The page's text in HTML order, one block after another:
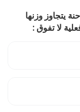
يتجاوز وزنها